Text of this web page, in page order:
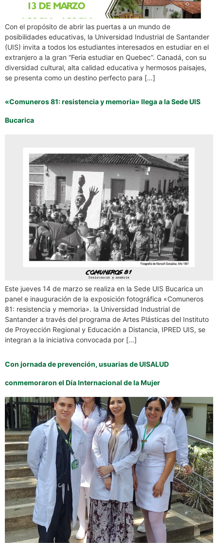
Con el propósito de abrir las puertas a un mundo de
posibilidades educativas, la Universidad Industrial de Santander
(UIS) invita a todos los estudiantes interesados en estudiar en el
extranjero a la gran “Feria estudiar en Quebec”. Canadá, con su
diversidad cultural, alta calidad educativa y hermosos paisajes,
se presenta como un destino perfecto para […]
«Comuneros 81: resistencia y memoria» llega a la Sede UIS
Bucarica
Este jueves 14 de marzo se realiza en la Sede UIS Bucarica un
panel e inauguración de la exposición fotográfica «Comuneros
81: resistencia y memoria». la Universidad Industrial de
Santander a través del programa de Artes Plásticas del Instituto
de Proyección Regional y Educación a Distancia, IPRED UIS, se
integran a la iniciativa convocada por […]
Con jornada de prevención, usuarias de UISALUD
conmemoraron el Día Internacional de la Mujer